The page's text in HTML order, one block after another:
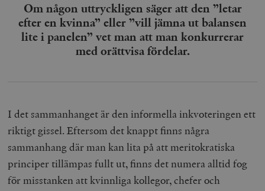
Om någon uttryckligen säger att den ”letar
efter en kvinna” eller ”vill jämna ut balansen
lite i panelen” vet man att man konkurrerar
med orättvisa fördelar.
I det sammanhanget är den informella inkvoteringen ett
riktigt gissel. Eftersom det knappt finns några
sammanhang där man kan lita på att meritokratiska
principer tillämpas fullt ut, finns det numera alltid fog
för misstanken att kvinnliga kollegor, chefer och